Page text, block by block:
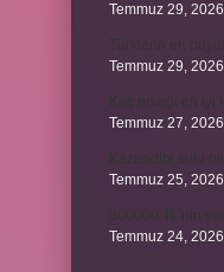
Temmuz 29, 2026
Temmuz 29, 2026
Temmuz 27, 2026
Temmuz 25, 2026
Temmuz 24, 2026